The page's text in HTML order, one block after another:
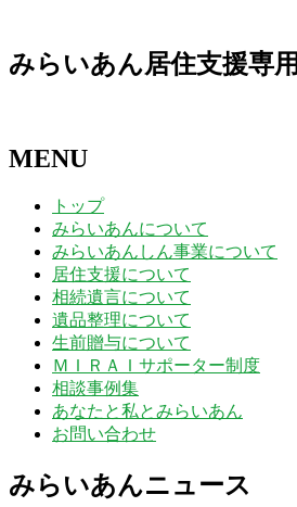
みらいあん居住支援専用
MENU
トップ
みらいあんについて
みらいあんしん事業について
居住支援について
相続遺言について
遺品整理について
生前贈与について
ＭＩＲＡＩサポーター制度
相談事例集
あなたと私とみらいあん
お問い合わせ
みらいあんニュース